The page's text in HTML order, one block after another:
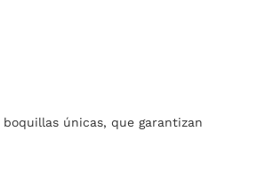
únicas, que garantizan